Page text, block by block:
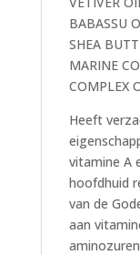
BABASSU
SHEA
MARINE
COMPLEX
Heeft
vitamine A
hoofdhuid
van de
aan